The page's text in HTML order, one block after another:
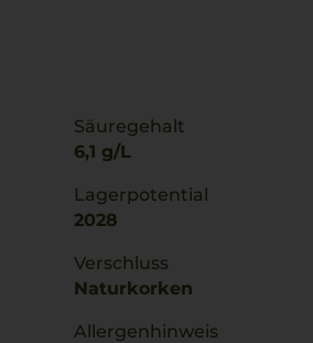
Säuregehalt
6,1 g/L
Lagerpotential
2028
Verschluss
Naturkorken
Allergenhinweis